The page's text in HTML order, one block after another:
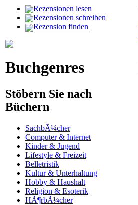
Rezensionen lesen
Rezensionen schreiben
Rezension finden
Buchgenres
Stöbern Sie nach
Büchern
SachbÃ¼cher
Computer & Internet
Kinder & Jugend
Lifestyle & Freizeit
Belletristik
Kultur & Unterhaltung
Hobby & Haushalt
Religion & Esoterik
HÃ¶rbÃ¼cher